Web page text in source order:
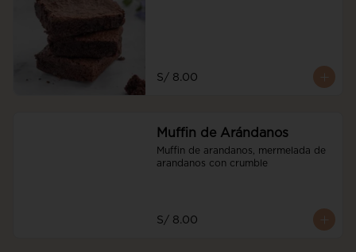
S/ 8.00
Muffin de Arándanos
Muffin de arandanos, mermelada de
arandanos con crumble
S/ 8.00